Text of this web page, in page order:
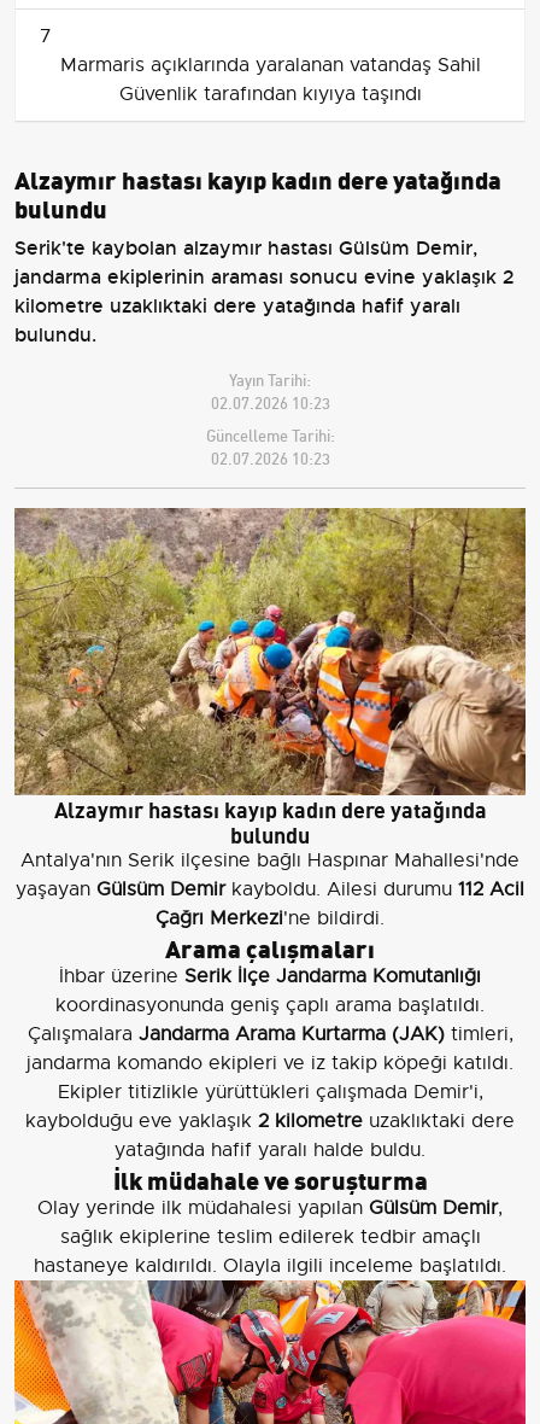
7
Marmaris açıklarında yaralanan vatandaş Sahil
Güvenlik tarafından kıyıya taşındı
Alzaymır hastası kayıp kadın dere yatağında
bulundu
Serik'te kaybolan alzaymır hastası Gülsüm Demir,
jandarma ekiplerinin araması sonucu evine yaklaşık 2
kilometre uzaklıktaki dere yatağında hafif yaralı
bulundu.
Yayın Tarihi:
02.07.2026 10:23
Güncelleme Tarihi:
02.07.2026 10:23
Alzaymır hastası kayıp kadın dere yatağında
bulundu
Antalya'nın Serik ilçesine bağlı Haspınar Mahallesi'nde
yaşayan Gülsüm Demirkayboldu. Ailesi durumu 112 Acil
Çağrı Merkezi'ne bildirdi.
Arama çalışmaları
İhbar üzerine Serik İlçe Jandarma Komutanlığı
koordinasyonunda geniş çaplı arama başlatıldı.
Çalışmalara Jandarma Arama Kurtarma (JAK)timleri,
jandarma komando ekipleri ve iz takip köpeği katıldı.
Ekipler titizlikle yürüttükleri çalışmada Demir'i,
kaybolduğu eve yaklaşık 2 kilometre uzaklıktaki dere
yatağında hafif yaralı halde buldu.
İlk müdahale ve soruşturma
Olay yerinde ilk müdahalesi yapılan Gülsüm Demir,
sağlık ekiplerine teslim edilerek tedbir amaçlı
hastaneye kaldırıldı. Olayla ilgili inceleme başlatıldı.